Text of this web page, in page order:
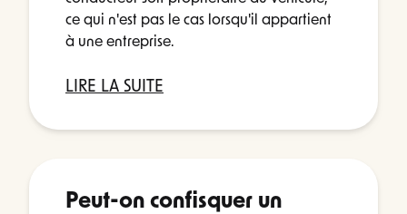
ce qui n'est pas le cas lorsqu'il appartient
à une entreprise.
LIRE LA SUITE
Peut-on confisquer un